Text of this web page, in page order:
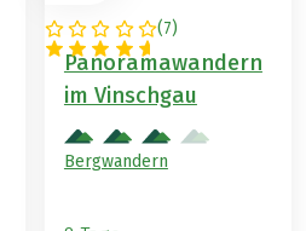
(7)
ITALIEN
Panoramawandern
im Vinschgau
Bergwandern